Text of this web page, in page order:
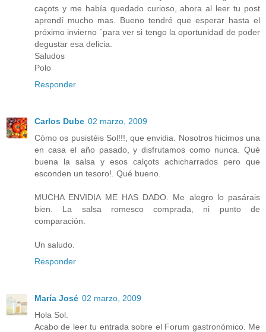
caçots y me había quedado curioso, ahora al leer tu post
aprendí mucho mas. Bueno tendré que esperar hasta el
próximo invierno `para ver si tengo la oportunidad de poder
degustar esa delicia.
Saludos
Polo
Responder
Carlos Dube 02 marzo, 2009
Cómo os pusistéis Sol!!!, que envidia. Nosotros hicimos una
en casa el año pasado, y disfrutamos como nunca. Qué
buena la salsa y esos calçots achicharrados pero que
esconden un tesoro!. Qué bueno.
MUCHA ENVIDIA ME HAS DADO. Me alegro lo pasárais
bien. La salsa romesco comprada, ni punto de
comparación.
Un saludo.
Responder
María José 02 marzo, 2009
Hola Sol.
Acabo de leer tu entrada sobre el Forum gastronómico. Me